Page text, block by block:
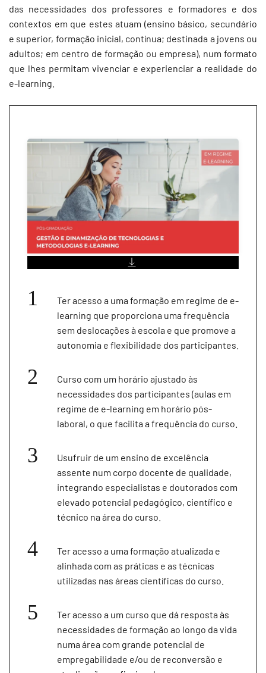
das necessidades dos professores e formadores e dos
contextos em que estes atuam (ensino básico, secundário
e superior, formação inicial, contínua; destinada a jovens ou
adultos; em centro de formação ou empresa), num formato
que lhes permitam vivenciar e experienciar a realidade do
e-learning.
Ter acesso a uma formação em regime de e-
learning que proporciona uma frequência
sem deslocações à escola e que promove a
autonomia e flexibilidade dos participantes.
Curso com um horário ajustado às
necessidades dos participantes (aulas em
regime de e-learning em horário pós-
laboral, o que facilita a frequência do curso.
Usufruir de um ensino de excelência
assente num corpo docente de qualidade,
integrando especialistas e doutorados com
elevado potencial pedagógico, científico e
técnico na área do curso.
Ter acesso a uma formação atualizada e
alinhada com as práticas e as técnicas
utilizadas nas áreas científicas do curso.
Ter acesso a um curso que dá resposta às
necessidades de formação ao longo da vida
numa área com grande potencial de
empregabilidade e/ou de reconversão e